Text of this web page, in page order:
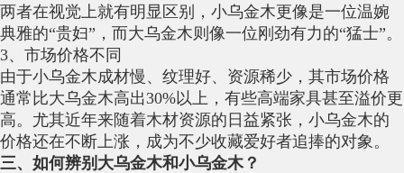
两者在视觉上就有明显区别，小乌金木更像是一位温婉
典雅的“贵妇”，而大乌金木则像一位刚劲有力的“猛士”。
3、市场价格不同
由于小乌金木成材慢、纹理好、资源稀少，其市场价格
通常比大乌金木高出30%以上，有些高端家具甚至溢价更
高。尤其近年来随着木材资源的日益紧张，小乌金木的
价格还在不断上涨，成为不少收藏爱好者追捧的对象。
三、如何辨别大乌金木和小乌金木？